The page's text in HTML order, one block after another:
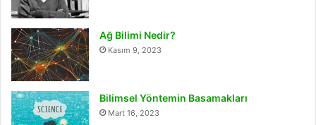
Ağ Bilimi Nedir?
Kasım 9, 2023
Bilimsel Yöntemin Basamakları
Mart 16, 2023